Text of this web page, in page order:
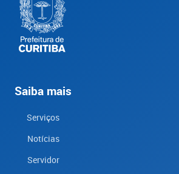
Saiba mais
Serviços
Notícias
Servidor